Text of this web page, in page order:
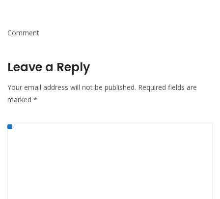
Comment
Leave a Reply
Your email address will not be published. Required fields are
marked *